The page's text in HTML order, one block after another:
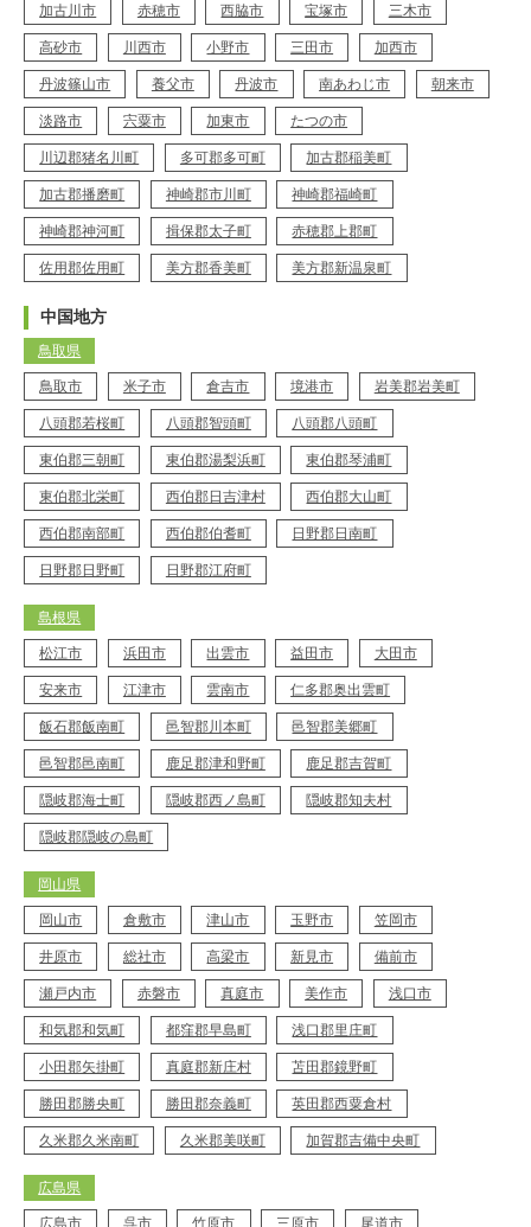
工事店番号 K37-AZH
加古川市 赤穂市 西脇市 宝塚市 三木市
高砂市 川西市 小野市 三田市 加西市
丹波篠山市 養父市 丹波市 南あわじ市 朝来市
淡路市 宍粟市 加東市 たつの市
川辺郡猪名川町 多可郡多可町 加古郡稲美町
加古郡播磨町 神崎郡市川町 神崎郡福崎町
神崎郡神河町 揖保郡太子町 赤穂郡上郡町
佐用郡佐用町 美方郡香美町 美方郡新温泉町
中国地方
鳥取県
鳥取市 米子市 倉吉市 境港市 岩美郡岩美町
八頭郡若桜町 八頭郡智頭町 八頭郡八頭町
東伯郡三朝町 東伯郡湯梨浜町 東伯郡琴浦町
東伯郡北栄町 西伯郡日吉津村 西伯郡大山町
西伯郡南部町 西伯郡伯耆町 日野郡日南町
日野郡日野町 日野郡江府町
島根県
松江市 浜田市 出雲市 益田市 大田市
安来市 江津市 雲南市 仁多郡奥出雲町
飯石郡飯南町 邑智郡川本町 邑智郡美郷町
邑智郡邑南町 鹿足郡津和野町 鹿足郡吉賀町
隠岐郡海士町 隠岐郡西ノ島町 隠岐郡知夫村
隠岐郡隠岐の島町
岡山県
岡山市 倉敷市 津山市 玉野市 笠岡市
井原市 総社市 高梁市 新見市 備前市
瀬戸内市 赤磐市 真庭市 美作市 浅口市
和気郡和気町 都窪郡早島町 浅口郡里庄町
小田郡矢掛町 真庭郡新庄村 苫田郡鏡野町
勝田郡勝央町 勝田郡奈義町 英田郡西粟倉村
久米郡久米南町 久米郡美咲町 加賀郡吉備中央町
広島県
広島市 呉市 竹原市 三原市 尾道市